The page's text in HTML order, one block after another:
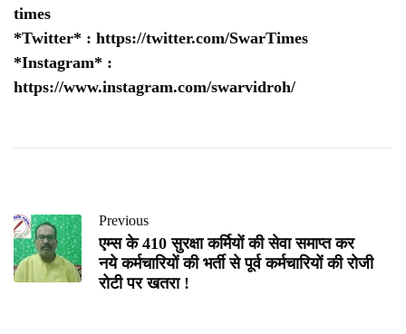
times
*Twitter* : https://twitter.com/SwarTimes
*Instagram* :
https://www.instagram.com/swarvidroh/
Previous
एम्स के 410 सुरक्षा कर्मियों की सेवा समाप्त कर
नये कर्मचारियों की भर्ती से पूर्व कर्मचारियों की रोजी
रोटी पर खतरा !